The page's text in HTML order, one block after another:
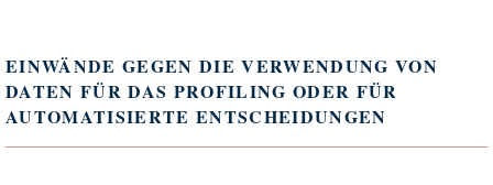
EINWÄNDE GEGEN DIE VERWENDUNG VON
DATEN FÜR DAS PROFILING ODER FÜR
AUTOMATISIERTE ENTSCHEIDUNGEN